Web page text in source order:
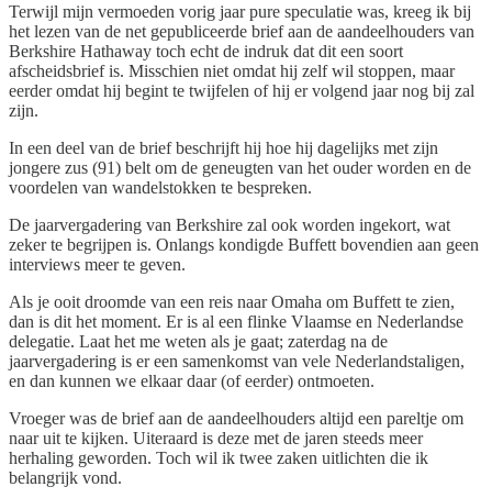
Terwijl mijn vermoeden vorig jaar pure speculatie was, kreeg ik bij
het lezen van de net gepubliceerde brief aan de aandeelhouders van
Berkshire Hathaway toch echt de indruk dat dit een soort
afscheidsbrief is. Misschien niet omdat hij zelf wil stoppen, maar
eerder omdat hij begint te twijfelen of hij er volgend jaar nog bij zal
zijn.
In een deel van de brief beschrijft hij hoe hij dagelijks met zijn
jongere zus (91) belt om de geneugten van het ouder worden en de
voordelen van wandelstokken te bespreken.
De jaarvergadering van Berkshire zal ook worden ingekort, wat
zeker te begrijpen is. Onlangs kondigde Buffett bovendien aan geen
interviews meer te geven.
Als je ooit droomde van een reis naar Omaha om Buffett te zien,
dan is dit het moment. Er is al een flinke Vlaamse en Nederlandse
delegatie. Laat het me weten als je gaat; zaterdag na de
jaarvergadering is er een samenkomst van vele Nederlandstaligen,
en dan kunnen we elkaar daar (of eerder) ontmoeten.
Vroeger was de brief aan de aandeelhouders altijd een pareltje om
naar uit te kijken. Uiteraard is deze met de jaren steeds meer
herhaling geworden. Toch wil ik twee zaken uitlichten die ik
belangrijk vond.